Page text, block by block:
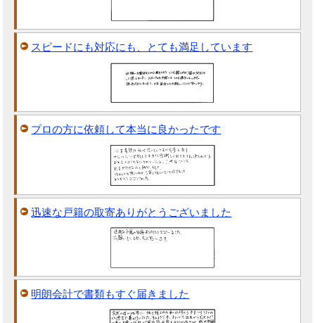
スピードにも対応にも、とても満足しています
プロの方に依頼して本当に良かったです
迅速な戸籍の取寄ありがとうございました
明朗会計で書類もすぐ届きました